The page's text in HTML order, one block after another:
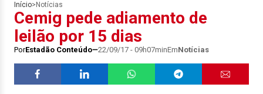
Início> Notícias
Cemig pede adiamento de
leilão por 15 dias
PorEstadão Conteúdo 22/09/17 - 09h07minEmNotícias